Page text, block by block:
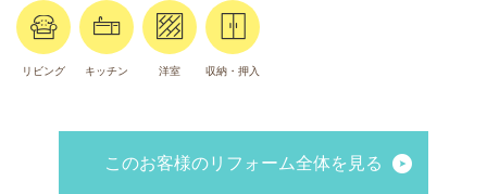
リビング キッチン 洋室 収納・押入
このお客様のリフォーム全体を見る